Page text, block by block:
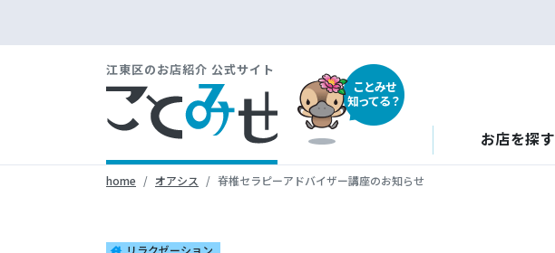
江東区のお店紹介 公式サイト
ことみせ
知ってる？
お店を探す
home オアシス 脊椎セラピーアドバイザー講座のお知らせ
リラクゼーション